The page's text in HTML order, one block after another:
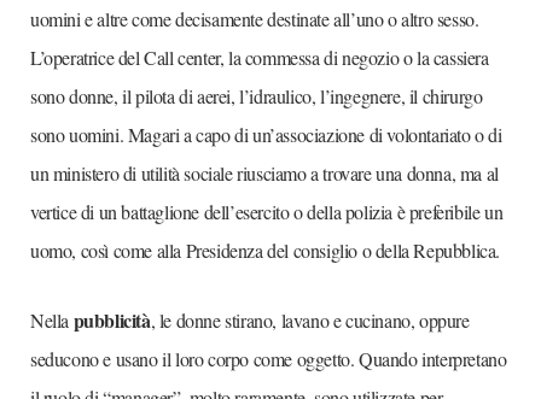
uomini e altre come decisamente destinate all’uno o altro sesso.
L’operatrice del Call center, la commessa di negozio o la cassiera
sono donne, il pilota di aerei, l’idraulico, l’ingegnere, il chirurgo
sono uomini. Magari a capo di un’associazione di volontariato o di
un ministero di utilità sociale riusciamo a trovare una donna, ma al
vertice di un battaglione dell’esercito o della polizia è preferibile un
uomo, così come alla Presidenza del consiglio o della Repubblica.
Nella pubblicità, le donne stirano, lavano e cucinano, oppure
seducono e usano il loro corpo come oggetto. Quando interpretano